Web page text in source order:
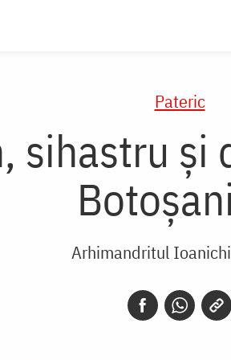
Pateric
sihastru
Arhimandritul